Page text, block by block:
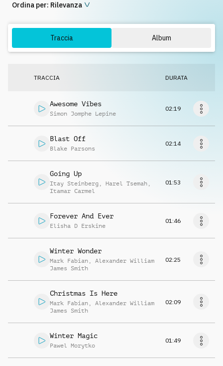
Licenze
Ordina per: Rilevanza
Traccia Album
TRACCIA DURATA
Awesome Vibes
Simon Jomphe Lepine
02:19
Blast Off
Blake Parsons
02:14
Going Up
Itay Steinberg , Harel Tsemah ,
Itamar Carmel
01:53
Forever And Ever
Elisha D Erskine
01:46
Winter Wonder
Mark Fabian , Alexander William
James Smith
02:25
Christmas Is Here
Mark Fabian , Alexander William
James Smith
02:09
Winter Magic
Pawel Morytko
01:49